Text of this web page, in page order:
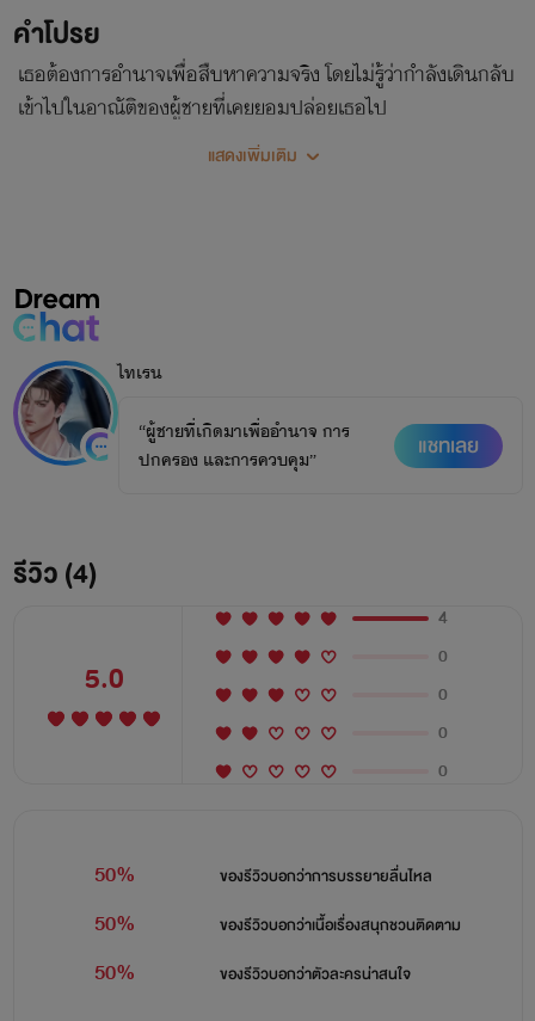
คำโปรย
เธอต้องการอำนาจเพื่อสืบหาความจริง โดยไม่รู้ว่ากำลังเดินกลับ
เข้าไปในอาณัติของผู้ชายที่เคยยอมปล่อยเธอไป
แสดงเพิ่มเติม
ไทเรน
“ผู้ชายที่เกิดมาเพื่ออำนาจ การ
ปกครอง และการควบคุม”
แชทเลย
รีวิว (4)
5.0
4
0
0
0
0
50% ของรีวิวบอกว่าการบรรยายลื่นไหล
50% ของรีวิวบอกว่าเนื้อเรื่องสนุกชวนติดตาม
50% ของรีวิวบอกว่าตัวละครน่าสนใจ